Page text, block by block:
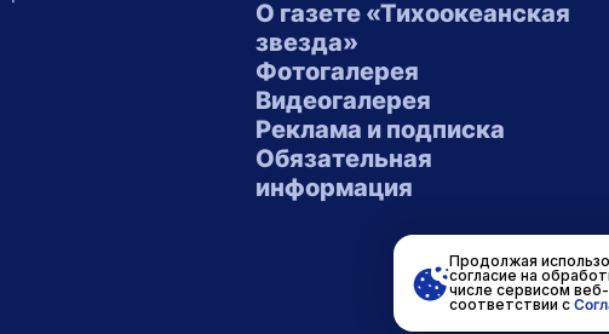
О газете «Тихоокеанская
звезда»
Фотогалерея
Видеогалерея
Реклама и подписка
Обязательная
информация
Продолжая
согласие на
числе сервисом
соответствии с